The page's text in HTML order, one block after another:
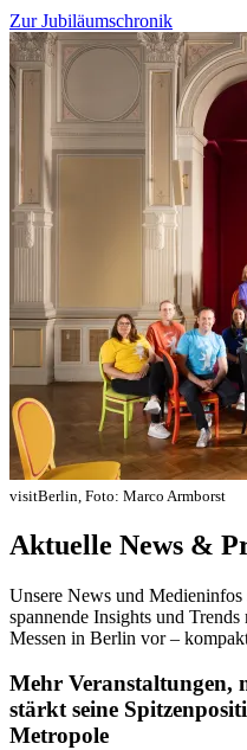
Zur Jubiläumschronik
visitBerlin, Foto: Marco Armborst
Aktuelle News &
Unsere News und
spannende Insights und
Messen in Berlin vor –
Mehr Veranstaltungen,
stärkt seine
Metropole